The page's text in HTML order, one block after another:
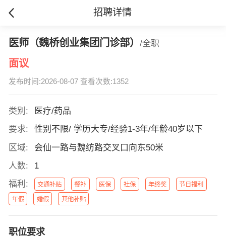
招聘详情
医师（魏桥创业集团门诊部） /全职
面议
发布时间:2026-08-07 查看次数:1352
类别:
医疗/药品
要求:
性别不限/ 学历大专/经验1-3年/年龄40岁以下
区域:
会仙一路与魏纺路交叉口向东50米
人数:
1
福利:
交通补贴 餐补 医保 社保 年终奖 节日福利
年假 婚假 其他补贴
职位要求